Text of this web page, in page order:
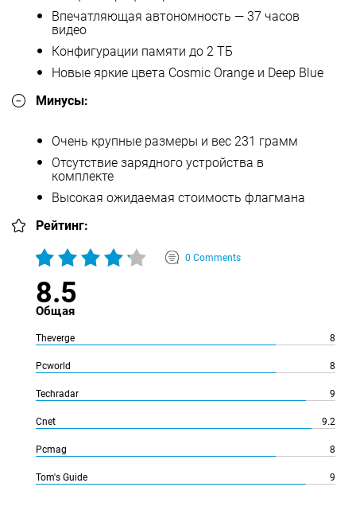
Впечатляющая автономность — 37 часов
видео
Конфигурации памяти до 2 ТБ
Новые яркие цвета Cosmic Orange и Deep Blue
Минусы:
Очень крупные размеры и вес 231 грамм
Отсутствие зарядного устройства в
комплекте
Высокая ожидаемая стоимость флагмана
Рейтинг:
0 Comments
8.5
Общая
Theverge 8
Pcworld 8
Techradar 9
Cnet 9.2
Pcmag 8
Tom's Guide 9